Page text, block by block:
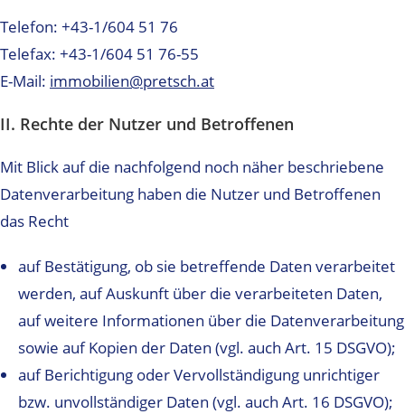
Telefon: +43-1/604 51 76
Telefax: +43-1/604 51 76-55
E-Mail: immobilien@pretsch.at
II. Rechte der Nutzer und Betroffenen
Mit Blick auf die nachfolgend noch näher beschriebene
Datenverarbeitung haben die Nutzer und Betroffenen
das Recht
auf Bestätigung, ob sie betreffende Daten verarbeitet
werden, auf Auskunft über die verarbeiteten Daten,
auf weitere Informationen über die Datenverarbeitung
sowie auf Kopien der Daten (vgl. auch Art. 15 DSGVO);
auf Berichtigung oder Vervollständigung unrichtiger
bzw. unvollständiger Daten (vgl. auch Art. 16 DSGVO);